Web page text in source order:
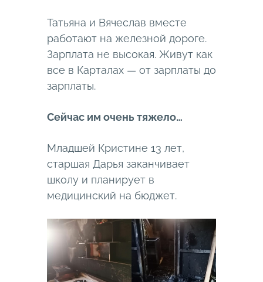
Татьяна и Вячеслав вместе
работают на железной дороге.
Зарплата не высокая. Живут как
все в Карталах — от зарплаты до
зарплаты.
Сейчас им очень тяжело…
Младшей Кристине 13 лет,
старшая Дарья заканчивает
школу и планирует в
медицинский на бюджет.